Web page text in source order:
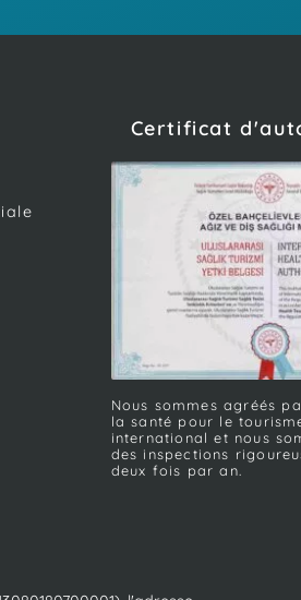
Certificat
Nous sommes agréés
la santé pour le
international et nous
des inspections
deux fois par an.